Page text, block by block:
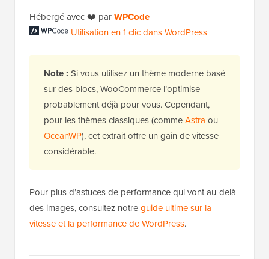
Hébergé avec ❤️ parWPCode
Utilisation en 1 clic dans WordPress
Note : Si vous utilisez un thème moderne basé
sur des blocs, WooCommerce l’optimise
probablement déjà pour vous. Cependant,
pour les thèmes classiques (commeAstra ou
OceanWP), cet extrait offre un gain de vitesse
considérable.
Pour plus d’astuces de performance qui vont au-delà
des images, consultez notreguide ultime sur la
vitesse et la performance de WordPress.